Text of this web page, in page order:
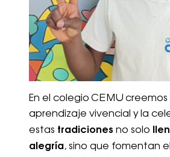
En el colegio CEMU creemos
aprendizaje vivencial y la
estas tradiciones no solo
alegría, sino que fomentan el